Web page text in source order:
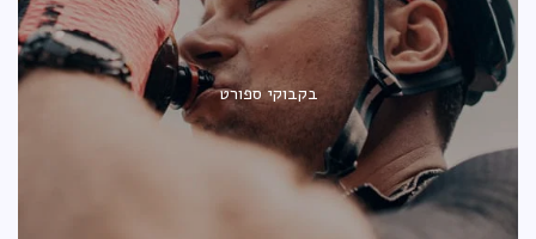
בקבוקי ספורט